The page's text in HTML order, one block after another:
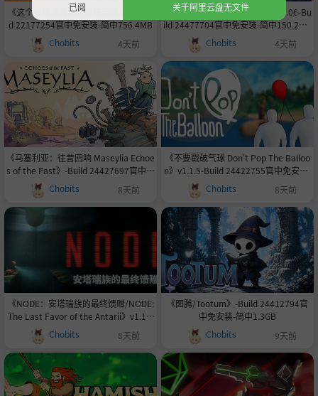
《这个弹球游戏能让你玩到崩溃》-Buil
d 22177254官中免安装-简中756.4MB
Chobits
4天前
《拉尔斯加迪尔 LarsGadiel》v1.06-Bu
ild 24477704官中免安装-简中150.2MB
OPTIONS-TEXT LANGUAGE-CHINESE-
SAVE AND EXIT-N键确认
Chobits 4天前
《马塞利亚：往昔回响 Maseylia Echoe
s of the Past》-Build 24427697官中免
安装-简中8.8GB
Chobits 8天前
《不要戳破气球 Don't Pop The Balloo
n》v1.1.5-Build 24422755官中免安装-
简中926.0MB
Chobits 8天前
《NODE：安塔瑞族的最终馈赠/NODE:
The Last Favor of the Antarii》v1.1.3
14i-官中免安装-简中6.5GB
Chobits 8天前
《图腾/Tootum》-Build 24412794官
中免安装-简中1.3GB
Chobits
9天前
已阅
关于阿里云盘无文件